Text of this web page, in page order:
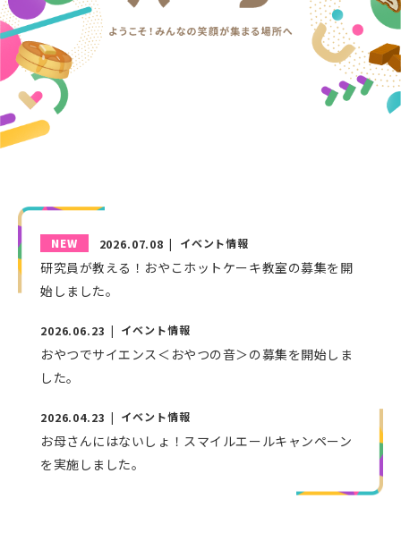
NEW 2026.07.08 イベント情報
研究員が教える！おやこホットケーキ教室の募集を開
始しました。
2026.06.23 イベント情報
おやつでサイエンス＜おやつの音＞の募集を開始しま
した。
2026.04.23 イベント情報
お母さんにはないしょ！スマイルエールキャンペーン
を実施しました。